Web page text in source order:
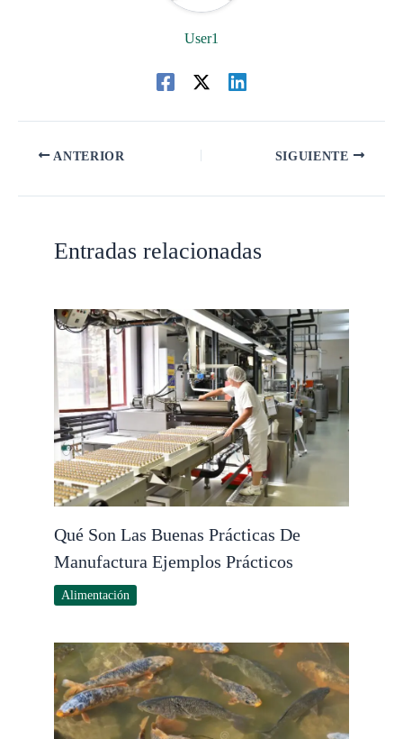
User1
ANTERIOR SIGUIENTE
Entradas relacionadas
Qué Son Las Buenas Prácticas De
Manufactura Ejemplos Prácticos
Alimentación